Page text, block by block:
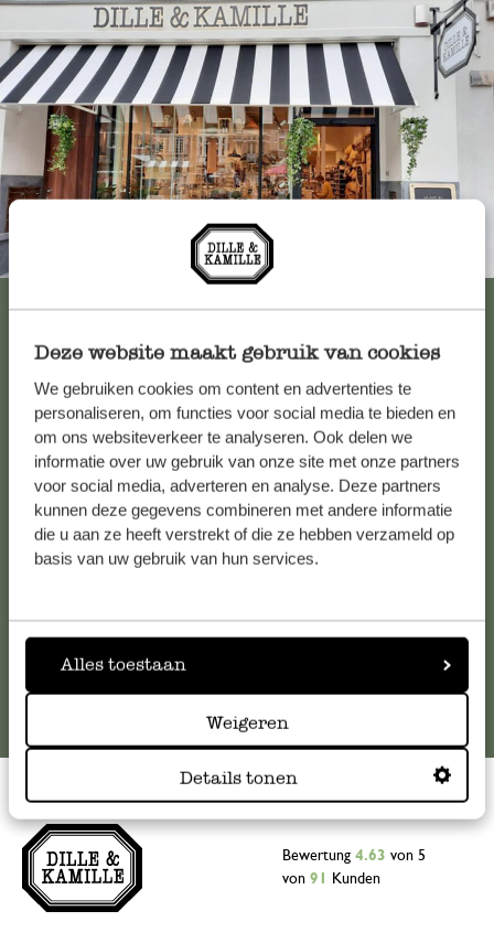
Deze website maakt gebruik van cookies
We gebruiken cookies om content en advertenties te
personaliseren, om functies voor social media te bieden en
om ons websiteverkeer te analyseren. Ook delen we
informatie over uw gebruik van onze site met onze partners
voor social media, adverteren en analyse. Deze partners
kunnen deze gegevens combineren met andere informatie
die u aan ze heeft verstrekt of die ze hebben verzameld op
basis van uw gebruik van hun services.
Alles toestaan
Weigeren
Details tonen
Immer in der Nähe
Kundenservice/Hilfe
Falls Sie Fragen haben oder Tipps und Hilfe brauchen, wenden
Sie sich bitte an unseren Kundenservice. Oder lesen Sie hier
die Antworten aufhäufig gestellte Fragen.
Online-Kundenservice
Bewertung 4.63 von 5
von 91 Kunden